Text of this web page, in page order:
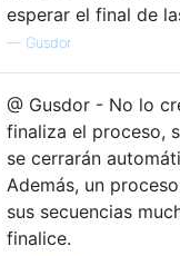
esperar el final de
— Gusdor
@ Gusdor - No lo
finaliza el proceso,
se cerrarán
Además, un
sus secuencias
finalice.